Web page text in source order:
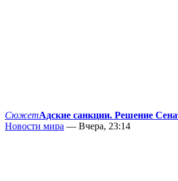
СюжетАдские санкции. Решение
Новости мира — Вчера, 23:14